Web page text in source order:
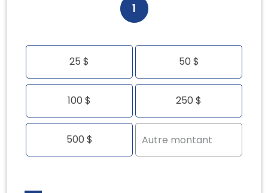
1
25 $ 50 $
100 $ 250 $
500 $